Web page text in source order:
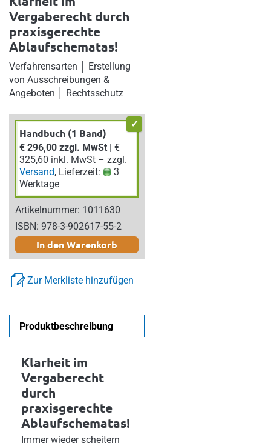
Vergaberecht durch
praxisgerechte
Ablaufschematas!
Verfahrensarten │ Erstellung
von Ausschreibungen &
Angeboten │ Rechtsschutz
Handbuch (1 Band)
€ 296,00 zzgl. MwSt | €
325,60 inkl. MwSt – zzgl.
Versand, Lieferzeit:
3
Werktage
Artikelnummer: 1011630
ISBN: 978-3-902617-55-2
In den Warenkorb
Zur Merkliste hinzufügen
Produktbeschreibung
Klarheit im
Vergaberecht
durch
praxisgerechte
Ablaufschematas!
Immer wieder scheitern